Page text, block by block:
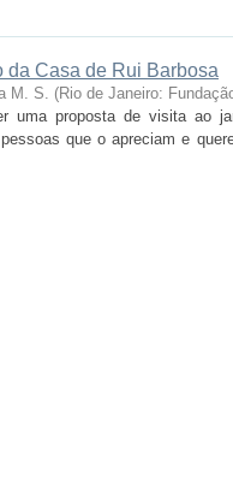
da Casa de Rui Barbosa
M. S. (Rio de Janeiro:
uma proposta de visita ao
que o apreciam e